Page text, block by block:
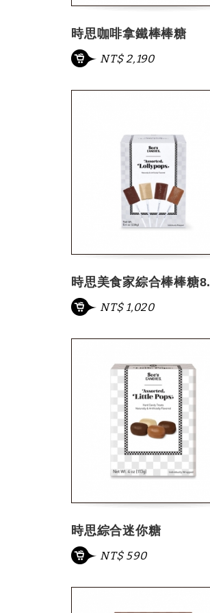
時思咖啡拿鐵棒棒糖
NT$ 2,190
時思美食家綜合棒棒糖
NT$ 1,020
時思綜合迷你糖
NT$ 590